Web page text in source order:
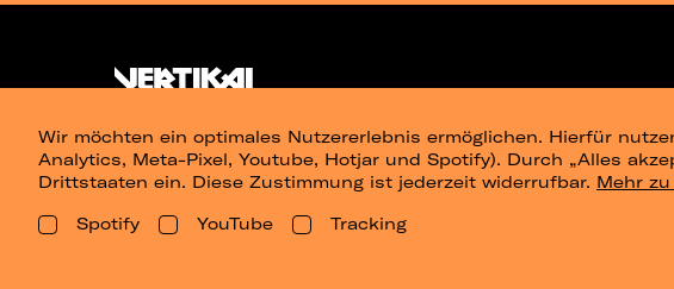
Wir möchten ein optimales Nutzererlebnis ermöglichen. Hierfür
Analytics, Meta-Pixel, Youtube, Hotjar und Spotify). Durch „Alles
Drittstaaten ein. Diese Zustimmung ist jederzeit widerrufbar. Mehr
Spotify
YouTube Tracking